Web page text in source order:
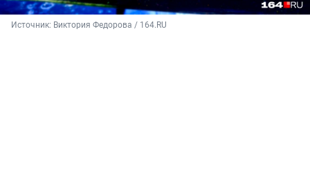
Источник: Виктория Федорова / 164.RU